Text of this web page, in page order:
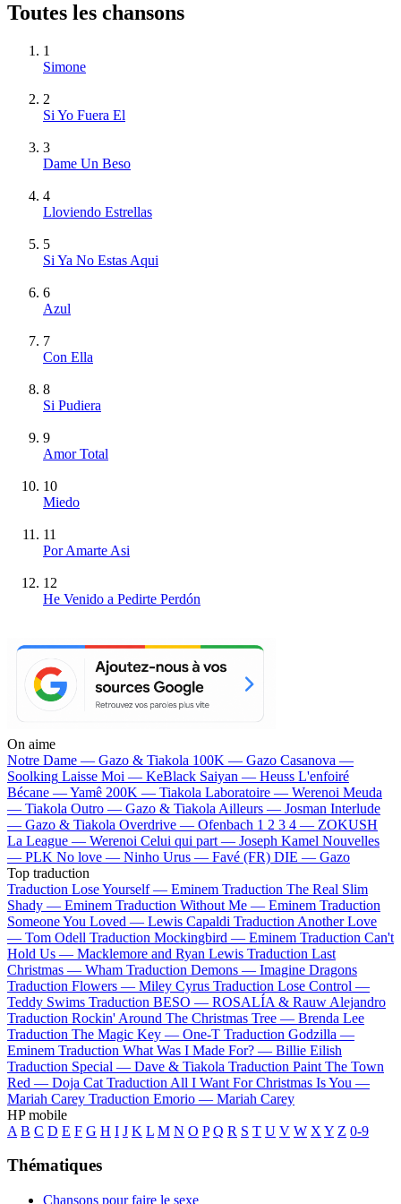
Toutes les chansons
1
Simone
2
Si Yo Fuera El
3
Dame Un Beso
4
Lloviendo Estrellas
5
Si Ya No Estas Aqui
6
Azul
7
Con Ella
8
Si Pudiera
9
Amor Total
10
Miedo
11
Por Amarte Asi
12
He Venido a Pedirte Perdón
On aime
Notre Dame — Gazo & Tiakola 100K — Gazo Casanova —
Soolking Laisse Moi — KeBlack Saiyan — Heuss L'enfoiré
Bécane —Yamê 200K — Tiakola Laboratoire — Werenoi Meuda
— Tiakola Outro — Gazo & Tiakola Ailleurs — Josman Interlude
— Gazo & Tiakola Overdrive — Ofenbach 1 2 3 4 — ZOKUSH
La League — Werenoi Celui qui part — Joseph Kamel Nouvelles
— PLK No love — Ninho Urus — Favé (FR) DIE — Gazo
Top traduction
Traduction Lose Yourself — Eminem Traduction The Real Slim
Shady — Eminem Traduction Without Me — Eminem Traduction
Someone You Loved — Lewis Capaldi Traduction Another Love
— Tom Odell Traduction Mockingbird — Eminem Traduction Can't
Hold Us — Macklemore and Ryan Lewis Traduction Last
Christmas — Wham Traduction Demons — Imagine Dragons
Traduction Flowers — Miley Cyrus Traduction Lose Control —
Teddy Swims Traduction BESO — ROSALÍA & Rauw Alejandro
Traduction Rockin' Around The Christmas Tree — Brenda Lee
Traduction The Magic Key — One-T Traduction Godzilla —
Eminem Traduction What Was I Made For? — Billie Eilish
Traduction Special — Dave & Tiakola Traduction Paint The Town
Red — Doja Cat Traduction All I Want For Christmas Is You —
Mariah Carey Traduction Emorio — Mariah Carey
HP mobile
A B C D E F G H I J K L M N O P Q R S T U V W X Y Z 0-9
Thématiques
Chansons pour faire le sexe